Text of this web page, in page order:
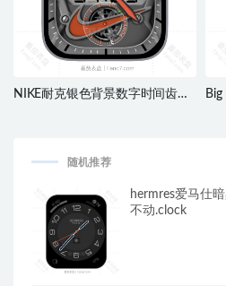
NIKE耐克银色背景数字时间齿轮
Big
随机推荐
hermres爱马仕
不动.clock